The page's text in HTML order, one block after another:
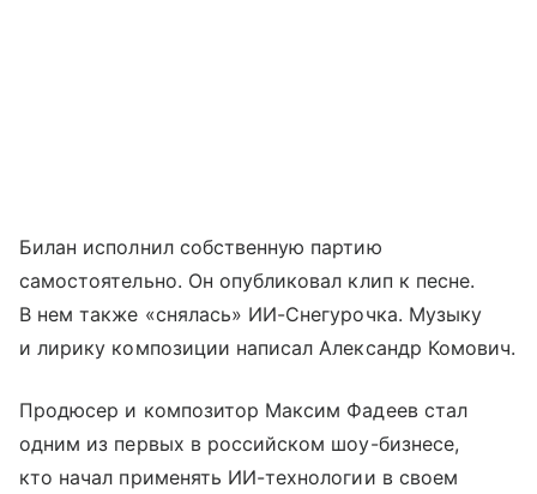
Билан исполнил собственную партию
самостоятельно. Он опубликовал клип к песне.
В нем также «снялась» ИИ-Снегурочка. Музыку
и лирику композиции написал Александр Комович.
Продюсер и композитор Максим Фадеев стал
одним из первых в российском шоу-бизнесе,
кто начал применять ИИ-технологии в своем